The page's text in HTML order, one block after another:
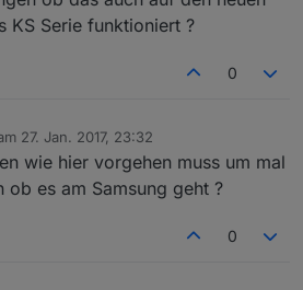
KS Serie funktioniert ?
0
27. Jan. 2017, 23:32
von
wie hier vorgehen muss um mal
ob es am Samsung geht ?
0